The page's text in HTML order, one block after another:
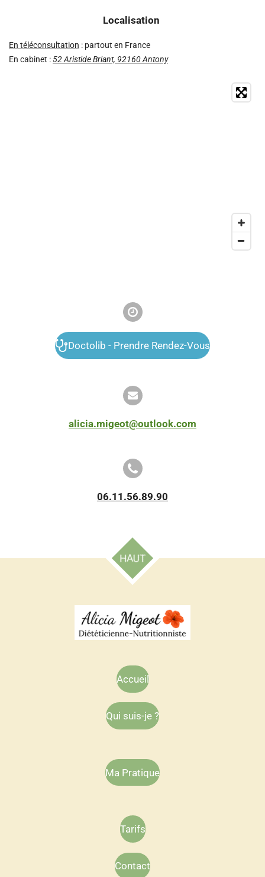
Localisation
En téléconsultation : partout en France
En cabinet :52 Aristide Briant, 92160 Antony
Doctolib - Prendre Rendez-Vous
alicia.migeot@outlook.com
06.11.56.89.90
HAUT
Accueil
Qui suis-je ?
Ma Pratique
Tarifs
Contact